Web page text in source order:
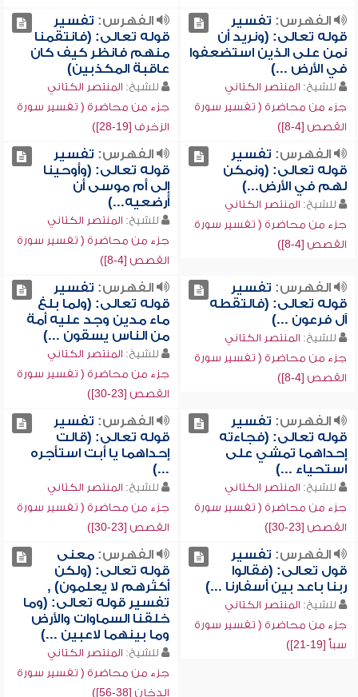
الفهرس: تفسير
قوله تعالى: (ونريد أن
نمن على الذين استضعفوا
في الأرض ...)
للشيخ: المنتصر الكتاني
جزء من محاضرة ( تفسير سورة
القصص [4-8])
الفهرس: تفسير
قوله تعالى: (فانتقمنا
منهم فانظر كيف كان
عاقبة المكذبين)
للشيخ: المنتصر الكتاني
جزء من محاضرة ( تفسير سورة
الزخرف [19-28])
الفهرس: تفسير
قوله تعالى: (ونمكن
لهم في الأرض...)
للشيخ: المنتصر الكتاني
جزء من محاضرة ( تفسير سورة
القصص [4-8])
الفهرس: تفسير
قوله تعالى: (وأوحينا
إلى أم موسى أن
أرضعيه...)
للشيخ: المنتصر الكتاني
جزء من محاضرة ( تفسير سورة
القصص [4-8])
الفهرس: تفسير
قوله تعالى: (فالتقطه
آل فرعون ...)
للشيخ: المنتصر الكتاني
جزء من محاضرة ( تفسير سورة
القصص [4-8])
الفهرس: تفسير
قوله تعالى: (ولما بلغ
ماء مدين وجد عليه أمة
من الناس يسقون ...)
للشيخ: المنتصر الكتاني
جزء من محاضرة ( تفسير سورة
القصص [23-30])
الفهرس: تفسير
قوله تعالى: (فجاءته
إحداهما تمشي على
استحياء ...)
للشيخ: المنتصر الكتاني
جزء من محاضرة ( تفسير سورة
القصص [23-30])
الفهرس: تفسير
قوله تعالى: (قالت
إحداهما يا أبت استأجره
...)
للشيخ: المنتصر الكتاني
جزء من محاضرة ( تفسير سورة
القصص [23-30])
الفهرس: تفسير
قول تعالى: (فقالوا
ربنا باعد بين أسفارنا ...)
للشيخ: المنتصر الكتاني
جزء من محاضرة ( تفسير سورة
سبأ [19-21])
الفهرس:معنى
قوله تعالى: (ولكن
أكثرهم لا يعلمون) ,
تفسير قوله تعالى: (وما
خلقنا السماوات والأرض
وما بينهما لاعبين ...)
للشيخ: المنتصر الكتاني
جزء من محاضرة ( تفسير سورة
الدخان [38-56])